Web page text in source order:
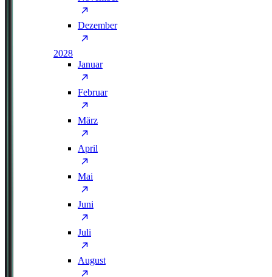
Dezember
2028
Januar
Februar
März
April
Mai
Juni
Juli
August